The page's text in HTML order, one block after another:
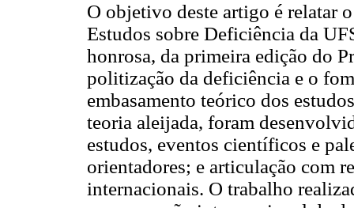
O objetivo deste artigo é relatar
Estudos sobre Deficiência da
honrosa, da primeira edição do
politização da deficiência e o
embasamento teórico dos
teoria aleijada, foram
estudos, eventos científicos e
orientadores; e articulação com
internacionais. O trabalho